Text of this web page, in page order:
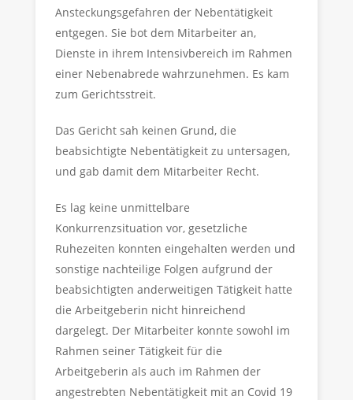
Ansteckungsgefahren der Nebentätigkeit
entgegen. Sie bot dem Mitarbeiter an,
Dienste in ihrem Intensivbereich im Rahmen
einer Nebenabrede wahrzunehmen. Es kam
zum Gerichtsstreit.
Das Gericht sah keinen Grund, die
beabsichtigte Nebentätigkeit zu untersagen,
und gab damit dem Mitarbeiter Recht.
Es lag keine unmittelbare
Konkurrenzsituation vor, gesetzliche
Ruhezeiten konnten eingehalten werden und
sonstige nachteilige Folgen aufgrund der
beabsichtigten anderweitigen Tätigkeit hatte
die Arbeitgeberin nicht hinreichend
dargelegt. Der Mitarbeiter konnte sowohl im
Rahmen seiner Tätigkeit für die
Arbeitgeberin als auch im Rahmen der
angestrebten Nebentätigkeit mit an Covid 19